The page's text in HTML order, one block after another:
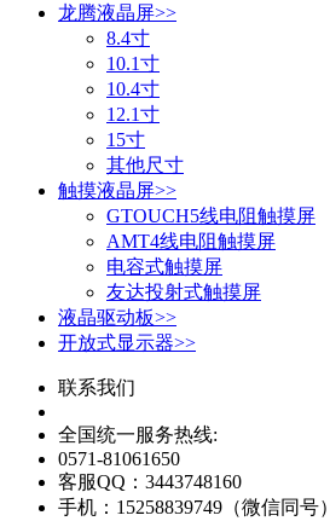
龙腾液晶屏>>
8.4寸
10.1寸
10.4寸
12.1寸
15寸
其他尺寸
触摸液晶屏>>
GTOUCH5线电阻触摸屏
AMT4线电阻触摸屏
电容式触摸屏
友达投射式触摸屏
液晶驱动板>>
开放式显示器>>
联系我们
全国统一服务热线:
0571-81061650
客服QQ： 3443748160
手机： 15258839749（微信同号）